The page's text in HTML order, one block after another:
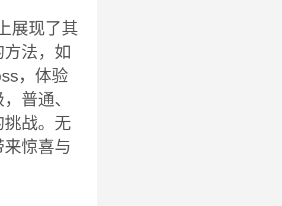
展现了其
法，如
，体验
普通、
挑战。无
惊喜与